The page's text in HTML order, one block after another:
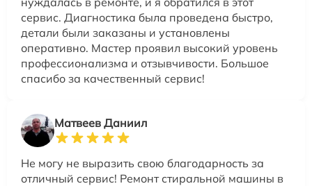
сервис. Диагностика была проведена быстро,
детали были заказаны и установлены
оперативно. Мастер проявил высокий уровень
профессионализма и отзывчивости. Большое
спасибо за качественный сервис!
Матвеев Даниил
Не могу не выразить свою благодарность за
отличный сервис! Ремонт стиральной машины в